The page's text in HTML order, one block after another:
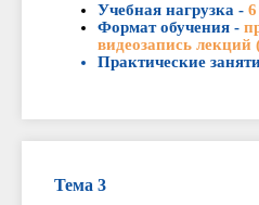
Учебная нагрузка -
Формат обучения -
видеозапись лекций
Практические
Тема 3